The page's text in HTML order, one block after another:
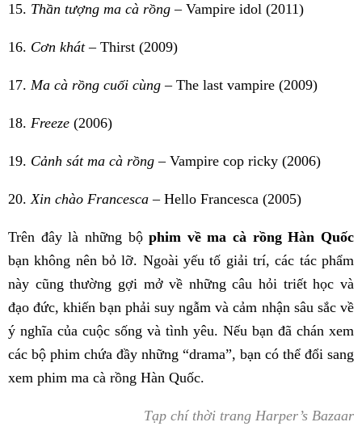
15. Thần tượng ma cà rồng – Vampire idol (2011)
16. Cơn khát– Thirst (2009)
17. Ma cà rồng cuối cùng – The last vampire (2009)
18. Freeze (2006)
19. Cảnh sát ma cà rồng – Vampire cop ricky (2006)
20.Xin chào Francesca – Hello Francesca (2005)
Trên đây là những bộphim về ma cà rồng Hàn Quốc
bạn không nên bỏ lỡ. Ngoài yếu tố giải trí, các tác phẩm
này cũng thường gợi mở về những câu hỏi triết học và
đạo đức, khiến bạn phải suy ngẫm và cảm nhận sâu sắc về
ý nghĩa của cuộc sống và tình yêu. Nếu bạn đã chán xem
các bộ phim chứa đầy những “drama”, bạn có thể đổi sang
xem phim ma cà rồng Hàn Quốc.
Tạp chí thời trang Harper’s Bazaar